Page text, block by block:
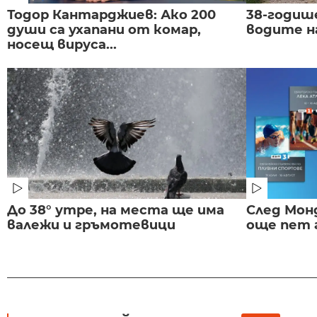
Тодор Кантарджиев: Ако 200
души са ухапани от комар,
носещ вируса...
38-
водите
До 38° утре, на места ще има
валежи и гръмотевици
След
още пет